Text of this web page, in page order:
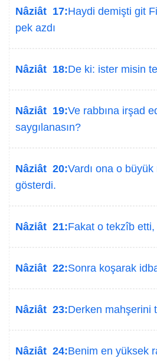
Nâziât 17:Haydi demişti git
pek azdı
Nâziât 18:De ki: ister misin
Nâziât 19:Ve rabbına irşad
saygılanasın?
Nâziât 20:Vardı ona o büyük
gösterdi.
Nâziât 21:Fakat o tekzîb etti,
Nâziât 22:Sonra koşarak
Nâziât 23:Derken mahşerini
Nâziât 24:Benim en yüksek